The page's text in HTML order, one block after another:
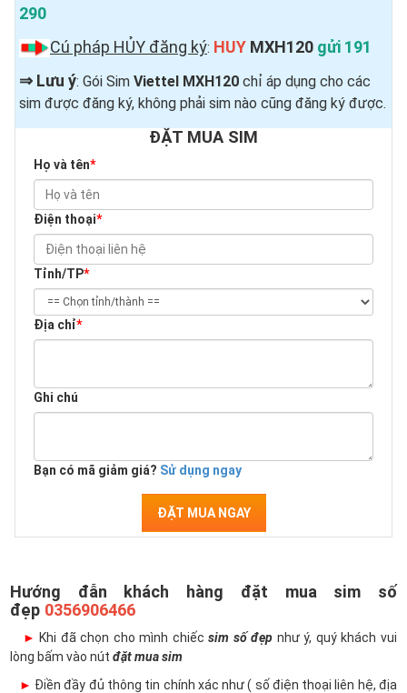
290
Cú pháp HỦY đăng ký: HUY MXH120 gửi 191
⇒ Lưu ý: Gói Sim Viettel MXH120 chỉ áp dụng cho các
sim được đăng ký, không phải sim nào cũng đăng ký được.
ĐẶT MUA SIM
Họ và tên*
Điện thoại*
Tỉnh/TP*
Địa chỉ*
Ghi chú
Bạn có mã giảm giá? Sử dụng ngay
ĐẶT MUA NGAY
Hướng đẫn khách hàng đặt mua sim số
đẹp 0356906466
► Khi đã chọn cho mình chiếcsim số đẹp như ý, quý khách vui
lòng bấm vào nút đặt mua sim
► Điền đầy đủ thông tin chính xác như ( số điện thoại liên hệ, địa